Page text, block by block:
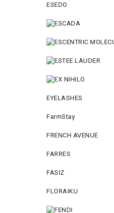
ESEDO
EYELASHES
FarmStay
FRENCH AVENUE
FARRES
FASIZ
FLORAIKU